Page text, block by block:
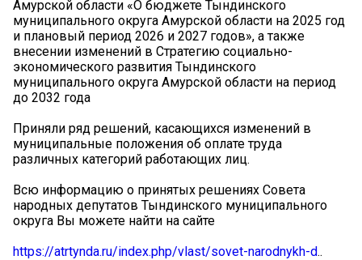
Амурской области «О бюджете Тындинского
муниципального округа Амурской области на 2025 год
и плановый период 2026 и 2027 годов», а также
внесении изменений в Стратегию социально-
экономического развития Тындинского
муниципального округа Амурской области на период
до 2032 года
Приняли ряд решений, касающихся изменений в
муниципальные положения об оплате труда
различных категорий работающих лиц.
Всю информацию о принятых решениях Совета
народных депутатов Тындинского муниципального
округа Вы можете найти на сайте
https://atrtynda.ru/index.php/vlast/sovet-narodnykh-d..